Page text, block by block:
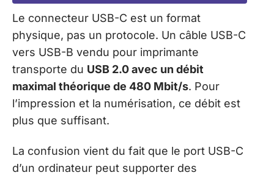
Le connecteur USB-C est un format
physique, pas un protocole. Un câble USB-C
vers USB-B vendu pour imprimante
transporte du USB 2.0 avec un débit
maximal théorique de 480 Mbit/s. Pour
l’impression et la numérisation, ce débit est
plus que suffisant.
La confusion vient du fait que le port USB-C
d’un ordinateur peut supporter des